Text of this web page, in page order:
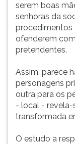
serem boas
senhoras da
procedimentos
ofenderem
pretendentes.
Assim, parece
personagens
outra para os
- local - revela-
transformada
O estudo a